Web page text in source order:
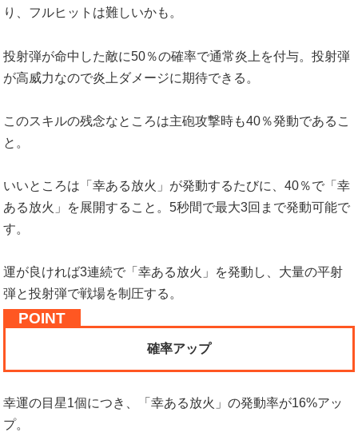
り、フルヒットは難しいかも。
投射弾が命中した敵に50％の確率で通常炎上を付与。投射弾
が高威力なので炎上ダメージに期待できる。
このスキルの残念なところは主砲攻撃時も40％発動であるこ
と。
いいところは「幸ある放火」が発動するたびに、40％で「幸
ある放火」を展開すること。5秒間で最大3回まで発動可能で
す。
運が良ければ3連続で「幸ある放火」を発動し、大量の平射
弾と投射弾で戦場を制圧する。
確率アップ
幸運の目星1個につき、「幸ある放火」の発動率が16%アッ
プ。